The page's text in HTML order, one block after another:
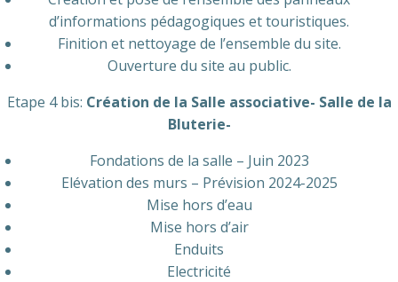
d’informations pédagogiques et touristiques.
Finition et nettoyage de l’ensemble du site.
Ouverture du site au public.
Etape 4 bis: Création de la Salle associative- Salle de la
Bluterie-
Fondations de la salle – Juin 2023
Elévation des murs – Prévision 2024-2025
Mise hors d’eau
Mise hors d’air
Enduits
Electricité